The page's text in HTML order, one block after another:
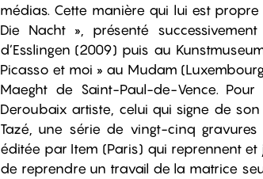
médias. Cette manière qui lui est
Die Nacht », présenté
d’Esslingen (2009) puis au
Picasso et moi » au Mudam
Maeght de Saint-Paul-de-Vence.
Deroubaix artiste, celui qui signe de
Tazé, une série de vingt-cinq
éditée par Item (Paris) qui reprennent et
de reprendre un travail de la matrice